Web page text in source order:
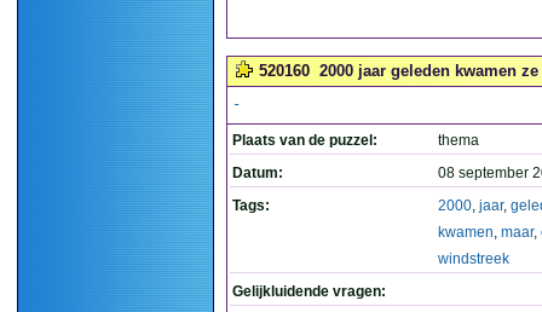
520160 2000 jaar geleden kwamen
-
Plaats van de puzzel:
thema
Datum:
08 september
Tags:
2000, jaar,
kwamen, maar,
windstreek
Gelijkluidende vragen: